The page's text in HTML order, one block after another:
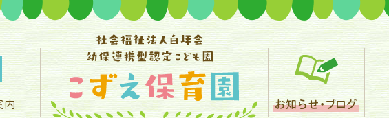
内 お知らせ・ブログ